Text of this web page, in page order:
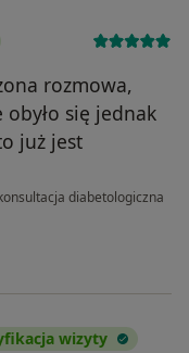
rozmowa,
się jednak
już jest
diabetologiczna
wizyty